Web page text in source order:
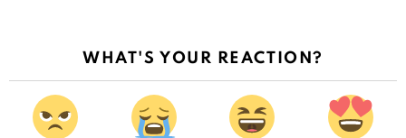
WHAT'S YOUR REACTION?